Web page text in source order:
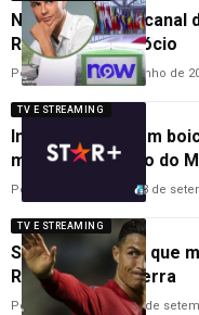
Now: estreia do canal
Ronaldo como sócio
PorCleane Lima19 de junho de
TV E STREAMING
Internautas fazem
monopolizar jogo do
Por Carolina Veneroso13 de
TV E STREAMING
Star+ exibe jogo que
Ronaldo à Inglaterra
Por Carolina Veneroso8 de